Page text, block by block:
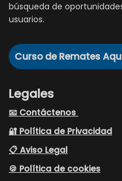
búsqueda de
usuarios.
Curso de Remates
Legales
📧 Contáctenos
🔐 Política de Privacidad
📋 Aviso Legal
🍪 Política de cookies